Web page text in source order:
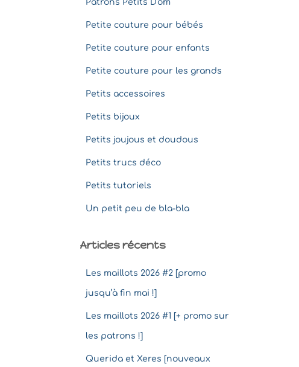
Patrons Petits D'om
Petite couture pour bébés
Petite couture pour enfants
Petite couture pour les grands
Petits accessoires
Petits bijoux
Petits joujous et doudous
Petits trucs déco
Petits tutoriels
Un petit peu de bla-bla
Articles récents
Les maillots 2026 #2 [promo
jusqu’à fin mai !]
Les maillots 2026 #1 [+ promo sur
les patrons !]
Querida et Xeres [nouveaux